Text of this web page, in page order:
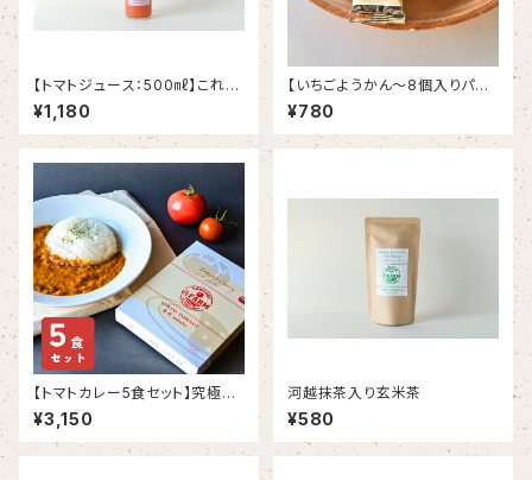
【トマトジュース：500㎖】これを
飲まなきゃトマトジュースは語れ
ない！原材料はトマトのみ！！本
物の味をあなたに！
¥1,180
【いちごようかん～8個入りパッ
ク～】いちご×ようかん=新感覚
和菓子！お土産にも最適です！
¥780
【トマトカレー5食セット】究極の
トマトカレーが出来ましたああ
あああ！！！！！
¥3,150
河越抹茶入り玄米茶
¥580